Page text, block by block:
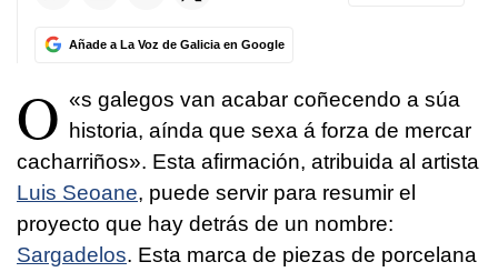
Añade a La Voz de Galicia en Google
«
O
s galegos van acabar coñecendo a súa
historia, aínda que sexa á forza de mercar
cacharriños». Esta afirmación, atribuida al artista
Luis Seoane, puede servir para resumir el
proyecto que hay detrás de un nombre:
Sargadelos. Esta marca de piezas de porcelana